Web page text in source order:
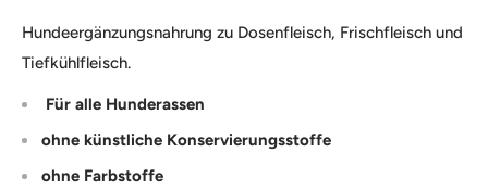
Hundeergänzungsnahrung zu Dosenfleisch, Frischfleisch und
Tiefkühlfleisch.
Für alle Hunderassen
ohne künstliche Konservierungsstoffe
ohne Farbstoffe